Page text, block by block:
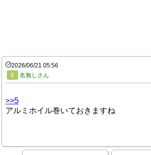
2026/06/21 05:56
8
名無しさん
>>5
アルミホイル巻いておきますね